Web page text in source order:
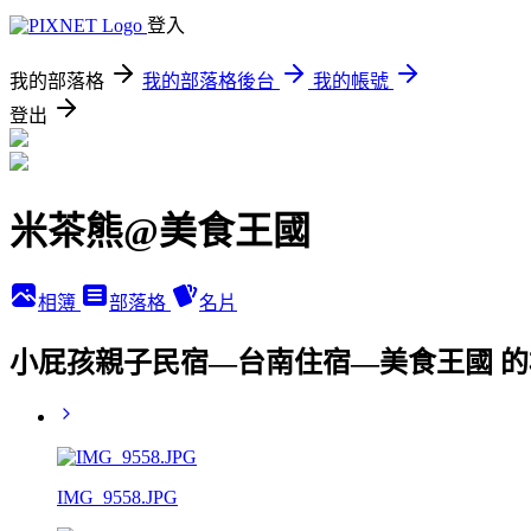
登入
我的部落格 我的部落格後台
我的帳號
登出
米茶熊@美食王國
相簿 部落格 名片
小屁孩親子民宿—台南住宿—美食王國
IMG_9558.JPG